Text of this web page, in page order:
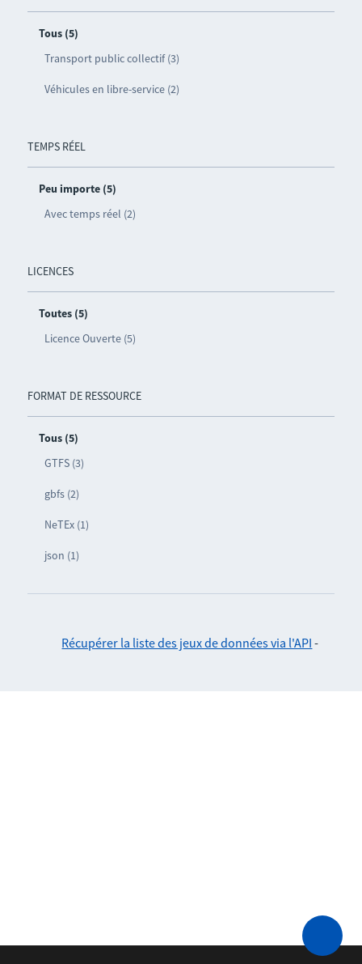
Tous (5)
Transport public collectif (3)
Véhicules en libre-service (2)
TEMPS RÉEL
Peu importe (5)
Avec temps réel (2)
LICENCES
Toutes (5)
Licence Ouverte (5)
FORMAT DE RESSOURCE
Tous (5)
GTFS (3)
gbfs (2)
NeTEx (1)
json (1)
Récupérer la liste des jeux de données via l'API -